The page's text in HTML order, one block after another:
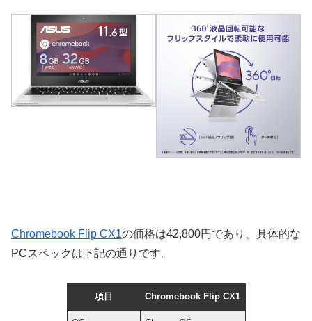
Chromebook Flip CX1の価格は42,800円であり、具体的な
PCスペックは下記の通りです。
項目 Chromebook Flip CX1